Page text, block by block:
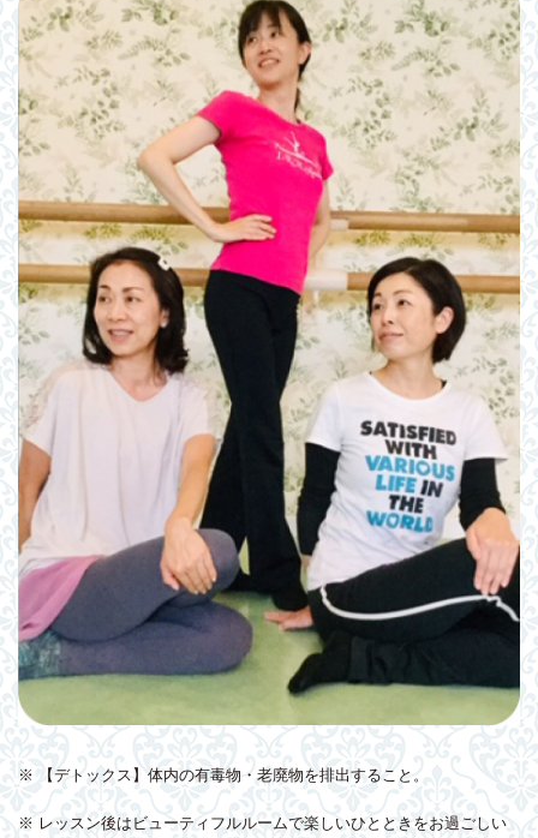
※ 【デトックス】体内の有毒物・老廃物を排出すること。
※ レッスン後はビューティフルルームで楽しいひとときをお過ごしい